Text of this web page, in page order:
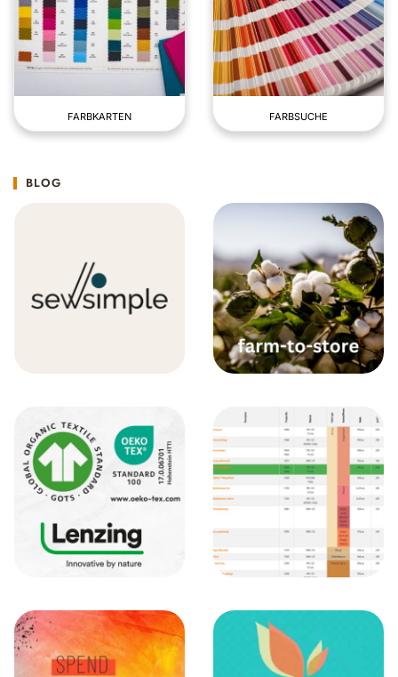
FARBKARTEN FARBSUCHE
BLOG